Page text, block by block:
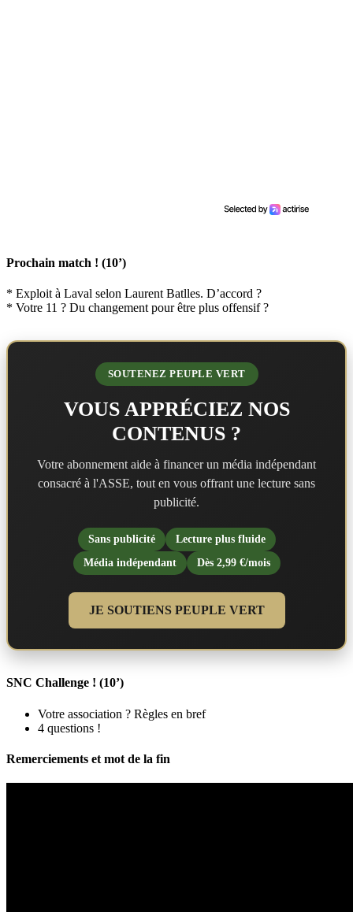
Prochain match ! (10’)
* Exploit à Laval selon Laurent Batlles. D’accord ?
* Votre 11 ? Du changement pour être plus offensif ?
SOUTENEZ PEUPLE VERT
VOUS APPRÉCIEZ NOS
CONTENUS ?
Votre abonnement aide à financer un média indépendant
consacré à l'ASSE, tout en vous offrant une lecture sans
publicité.
Sans publicité
Lecture plus fluide
Média indépendant
Dès 2,99 €/mois
JE SOUTIENS PEUPLE VERT
SNC Challenge ! (10’)
Votre association ? Règles en bref
4 questions !
Remerciements et mot de la fin